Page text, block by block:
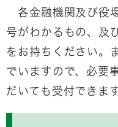
各金融機関及び役
号がわかるもの、及
をお持ちください。
でいますので、必要
だいても受付できます